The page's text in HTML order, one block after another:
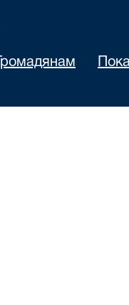
Громадянам